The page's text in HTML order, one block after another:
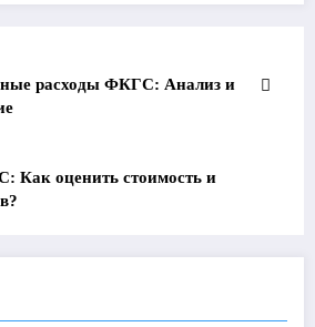
расходы ФКГС: Анализ и
Как оценить стоимость и